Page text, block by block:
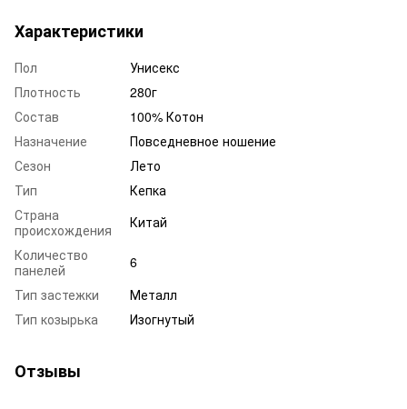
Характеристики
Пол
Унисекс
Плотность
280г
Состав
100% Котон
Назначение
Повседневное ношение
Сезон
Лето
Тип
Кепка
Страна
происхождения
Китай
Количество
панелей
6
Тип застежки
Металл
Тип козырька
Изогнутый
Отзывы